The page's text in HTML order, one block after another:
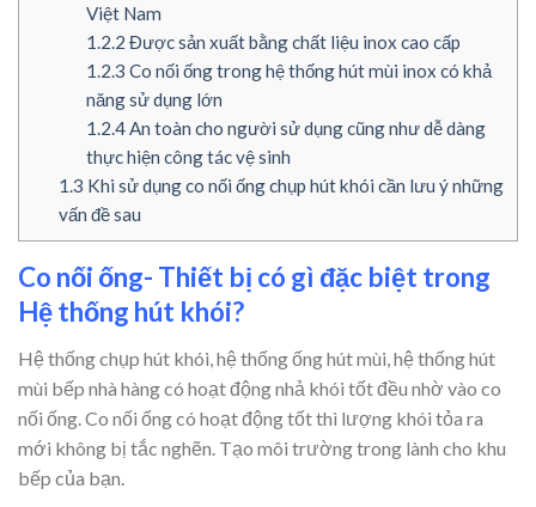
Việt Nam
1.2.2 Được sản xuất bằng chất liệu inox cao cấp
1.2.3 Co nối ống trong hệ thống hút mùi inox có khả
năng sử dụng lớn
1.2.4An toàn cho người sử dụng cũng như dễ dàng
thực hiện công tác vệ sinh
1.3 Khi sử dụng co nối ống chụp hút khói cần lưu ý những
vấn đề sau
Co nối ống- Thiết bị có gì đặc biệt trong
Hệ thống hút khói?
Hệ thống chụp hút khói, hệ thống ống hút mùi, hệ thống hút
mùi bếp nhà hàng có hoạt động nhả khói tốt đều nhờ vào co
nối ống. Co nối ống có hoạt động tốt thì lượng khói tỏa ra
mới không bị tắc nghẽn. Tạo môi trường trong lành cho khu
bếp của bạn.